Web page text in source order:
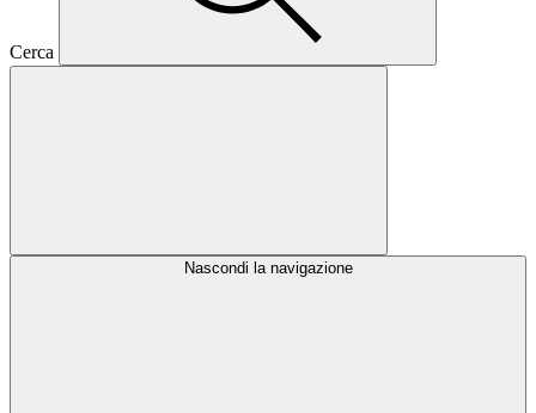
Cerca
Nascondi la navigazione